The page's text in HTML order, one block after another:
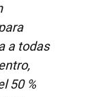
a todas
50 %